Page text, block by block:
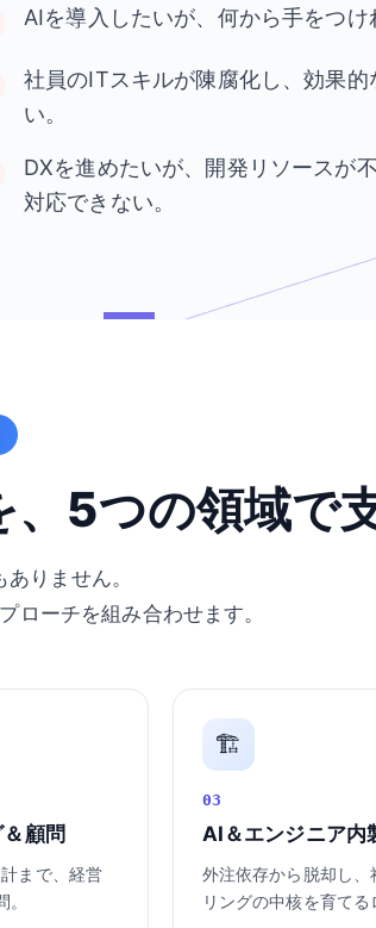
AIを導入したいが、何から手をつけ
社員のITスキルが陳腐化し、効果
い。
DXを進めたいが、開発リソースが
対応できない。
、5つの領域で
りません。
ローチを組み合わせます。
顧問
まで、経営
🏗️
03
AI＆エンジニア内
外注依存から脱却し
リングの中核を育てる